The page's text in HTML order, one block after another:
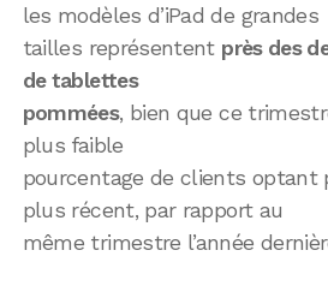
les modèles d’iPad de grandes
tailles représentent près des
de tablettes
pommées, bien que ce
plus faible
pourcentage de clients optant
plus récent, par rapport au
même trimestre l’année